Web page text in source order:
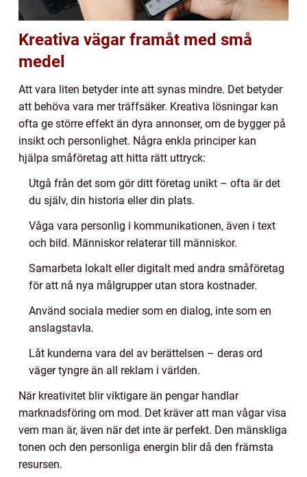
Kreativa vägar framåt med små
medel
Att vara liten betyder inte att synas mindre. Det betyder
att behöva vara mer träffsäker. Kreativa lösningar kan
ofta ge större effekt än dyra annonser, om de bygger på
insikt och personlighet. Några enkla principer kan
hjälpa småföretag att hitta rätt uttryck:
Utgå från det som gör ditt företag unikt – ofta är det
du själv, din historia eller din plats.
Våga vara personlig i kommunikationen, även i text
och bild. Människor relaterar till människor.
Samarbeta lokalt eller digitalt med andra småföretag
för att nå nya målgrupper utan stora kostnader.
Använd sociala medier som en dialog, inte som en
anslagstavla.
Låt kunderna vara del av berättelsen – deras ord
väger tyngre än all reklam i världen.
När kreativitet blir viktigare än pengar handlar
marknadsföring om mod. Det kräver att man vågar visa
vem man är, även när det inte är perfekt. Den mänskliga
tonen och den personliga energin blir då den främsta
resursen.